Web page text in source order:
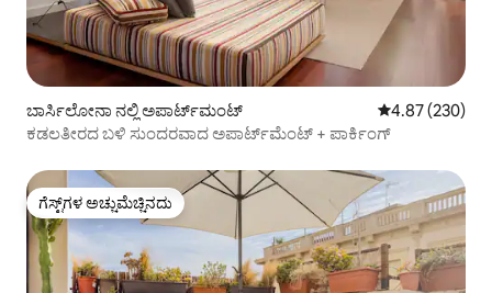
ಬಾರ್ಸಿಲೋನಾ ನಲ್ಲಿ ಅಪಾರ್ಟ್‌ಮಂಟ್ 5 ರಲ್ಲಿ 4.87
4.87 (230)
ಕಡಲತೀರದ ಬಳಿ ಸುಂದರವಾದ ಅಪಾರ್ಟ್‌ಮೆಂಟ್ + ಪಾರ್ಕಿಂಗ್
ಗೆಸ್ಟ್‌ಗಳ ಅಚ್ಚುಮೆಚ್ಚಿನದು
ಗೆಸ್ಟ್‌ಗಳ ಅಚ್ಚುಮೆಚ್ಚಿನದು